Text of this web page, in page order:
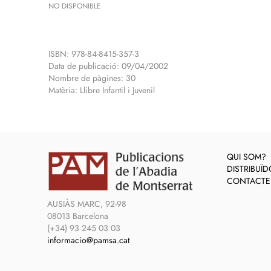
NO DISPONIBLE
ISBN: 978-84-8415-357-3
Data de publicació: 09/04/2002
Nombre de pàgines: 30
Matèria: Llibre Infantil i Juvenil
AUSIÀS MARC, 92-98
08013 Barcelona
(+34) 93 245 03 03
informacio@pamsa.cat
QUI SOM?
CONTACTE